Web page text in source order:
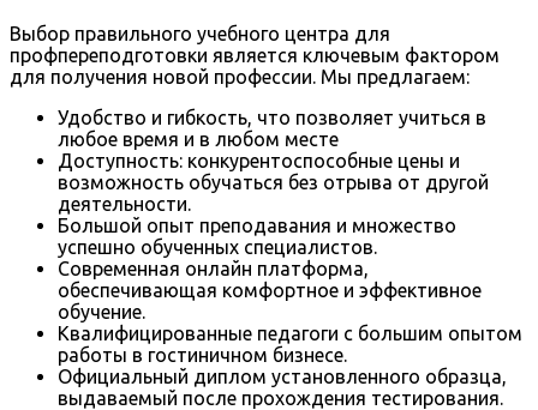
Выбор правильного учебного центра для
профпереподготовки является ключевым фактором
для получения новой профессии. Мы предлагаем:
Удобство и гибкость, что позволяет учиться в
любое время и в любом месте
Доступность: конкурентоспособные цены и
возможность обучаться без отрыва от другой
деятельности.
Большой опыт преподавания и множество
успешно обученных специалистов.
Современная онлайн платформа,
обеспечивающая комфортное и эффективное
обучение.
Квалифицированные педагоги с большим опытом
работы в гостиничном бизнесе.
Официальный диплом установленного образца,
выдаваемый после прохождения тестирования.